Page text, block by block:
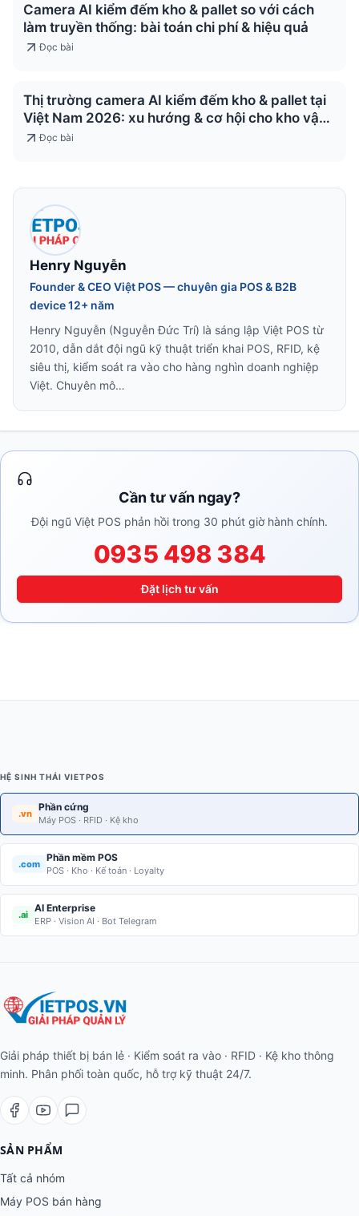
Camera AI kiểm đếm kho & pallet so với cách
làm truyền thống: bài toán chi phí & hiệu quả
Đọc bài
Thị trường camera AI kiểm đếm kho & pallet tại
Việt Nam 2026: xu hướng & cơ hội cho kho vận
& logistics
Đọc bài
Henry Nguyễn
Founder & CEO Việt POS — chuyên gia POS & B2B
device 12+ năm
Henry Nguyễn (Nguyễn Đức Trí) là sáng lập Việt POS từ
2010, dẫn dắt đội ngũ kỹ thuật triển khai POS, RFID, kệ
siêu thị, kiểm soát ra vào cho hàng nghìn doanh nghiệp
Việt. Chuyên mô…
Cần tư vấn ngay?
Đội ngũ Việt POS phản hồi trong 30 phút giờ hành chính.
0935 498 384
Đặt lịch tư vấn
HỆ SINH THÁI VIETPOS
.vn
Phần cứng
Máy POS · RFID · Kệ kho
.com
Phần mềm POS
POS · Kho · Kế toán · Loyalty
.ai
AI Enterprise
ERP · Vision AI · Bot Telegram
Giải pháp thiết bị bán lẻ · Kiểm soát ra vào · RFID · Kệ kho thông
minh. Phân phối toàn quốc, hỗ trợ kỹ thuật 24/7.
SẢN PHẨM
Tất cả nhóm
Máy POS bán hàng